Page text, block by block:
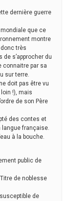
dernière guerre
que ce
montre
très
s’approcher du
connaitre par sa
sur terre.
doit pas être vu
!), mais
de son Père
des contes et
langue française.
à la bouche.
public de
de noblesse
de